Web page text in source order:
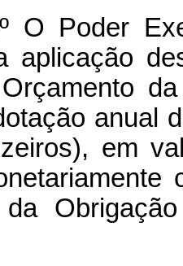
O Poder
aplicação
anual
em